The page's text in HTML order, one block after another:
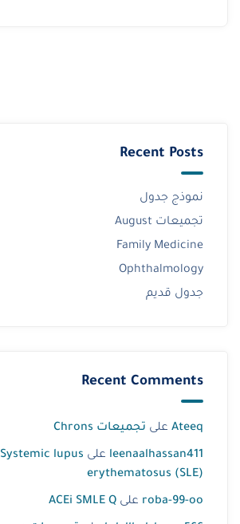
Recent Posts
نموذج جدول
تجميعات August
Family Medicine
Ophthalmology
جدول قديم
Recent Comments
Ateeq على تجميعات Chrons
leenaalhassan411 على Systemic lupus
erythematosus (SLE)
roba-99-oo على ACEi SMLE Q